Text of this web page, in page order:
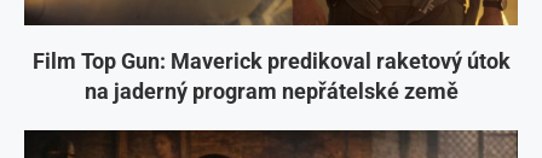
Film Top Gun: Maverick predikoval raketový útok
na jaderný program nepřátelské země